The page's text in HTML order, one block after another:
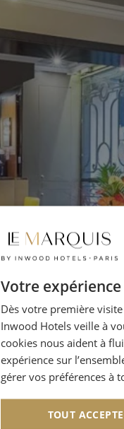
Votre
Dès votre première
Inwood Hotels veille à
cookies nous aident à
expérience sur
gérer vos préférences à
TOUT